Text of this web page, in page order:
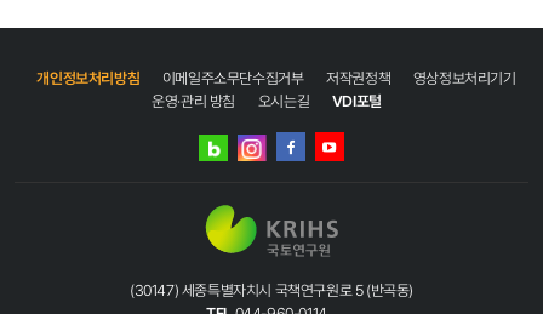
개인정보처리방침 이메일주소무단수집거부 저작권정책
영상정보처리기기
운영·관리 방침
오시는길 VDI포털
네이버
인스타그램
(30147) 세종특별자치시 국책연구원로 5 (반곡동)